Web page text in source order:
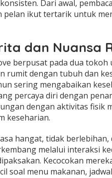
Dari awal,
pelan ikut tertarik untuk
dan Nuansa
berpusat pada dua tokoh
rumit dengan tubuh dan
sering mengabaikan
percaya diri dengan
dengan aktivitas fisik
keseharian.
hangat, tidak berlebihan,
melalui interaksi
Kecocokan
soal menu makanan,